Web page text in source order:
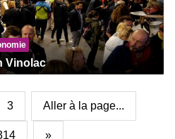
Vinolac
3 Aller à la page...
»